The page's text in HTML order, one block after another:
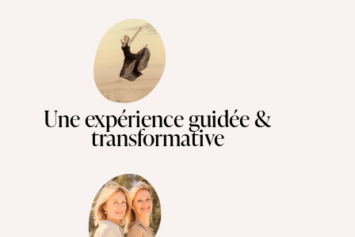
Une expérience guidée &
transformative